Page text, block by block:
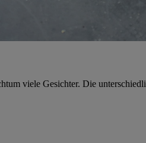
viele Gesichter. Die